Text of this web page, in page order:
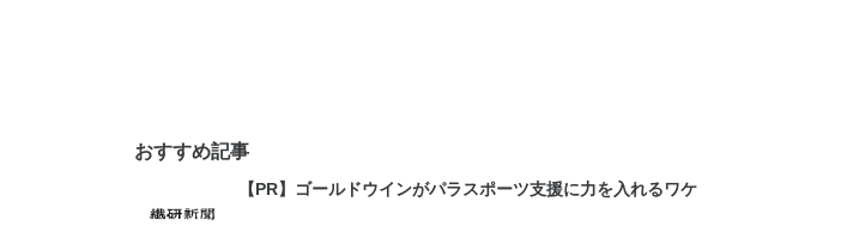
おすすめ記事
【PR】ゴールドウインがパラスポーツ支援に力を入れるワケ